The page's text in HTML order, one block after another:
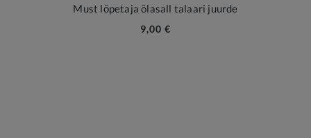
Must lõpetaja õlasall talaari juurde
9,00 €